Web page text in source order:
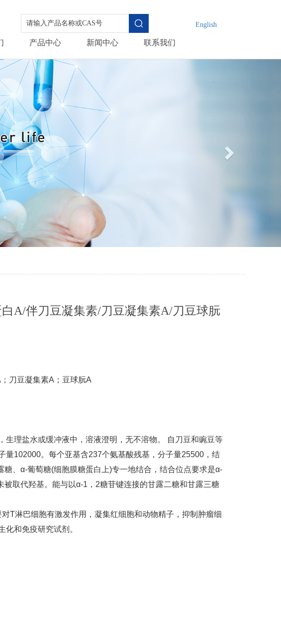
English
产品中心 新闻中心 联系我们
A/伴刀豆凝集素/刀豆凝集素A/刀豆球朊
刀豆凝集素A；豆球朊A
理盐水或缓冲液中，溶液澄明，无不溶物。 自刀豆和豌豆等
102000。每个亚基含237个氨基酸残基，分子量25500，结
、α-葡萄糖(细胞膜糖蛋白上)专一地结合，结合位点要求是α-
取代羟基。能与以α-1，2糖苷键连接的甘露二糖和甘露三糖
T淋巴细胞有激发作用，凝集红细胞和动物精子，抑制肿瘤细
化和免疫研究试剂。